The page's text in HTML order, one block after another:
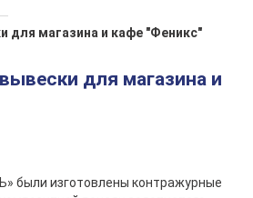
для магазина и кафе "Феникс"
для магазина и
были изготовлены контражурные